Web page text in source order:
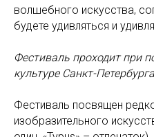
волшебного искусства,
будете удивляться и
Фестиваль проходит при
культуре Санкт-Петербурга
Фестиваль посвящен
изобразительного